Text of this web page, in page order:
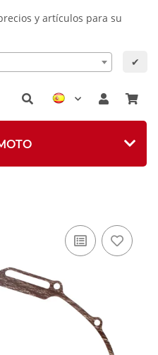
y artículos para su
✔